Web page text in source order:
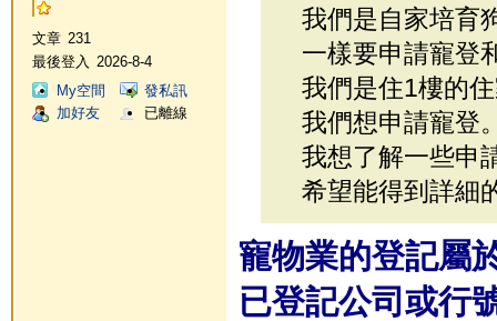
文章 231
最後登入
2026-8-4
My空間
發私訊
加好友
已離線
我們是自家培育
一樣要申請寵登
我們是住1樓的
我們想申請寵
我想了解一些申
希望能得到詳細
寵物業的登記屬
已登記公司或行